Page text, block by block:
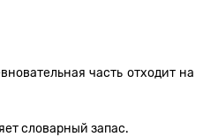
часть отходит на
словарный запас.